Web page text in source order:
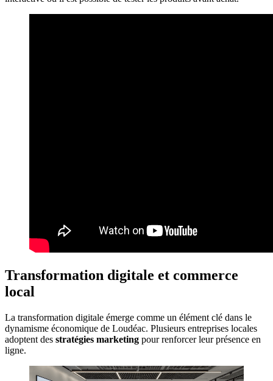
Transformation digitale et commerce
local
La transformation digitale émerge comme un élément clé dans le
dynamisme économique de Loudéac. Plusieurs entreprises locales
adoptent des stratégies marketing pour renforcer leur présence en
ligne.